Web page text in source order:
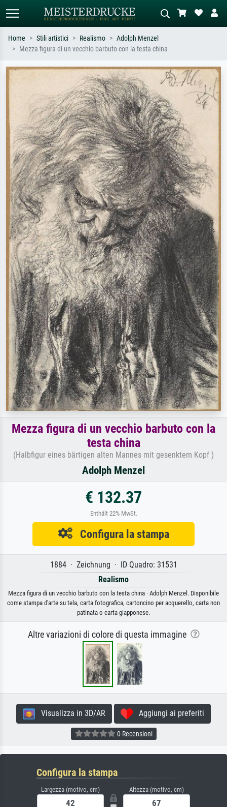
Cerca per artista, titolo o stile – es.
Monet, Notte stellata,
Impressionismo, onda di Hokusai,
nudo.
Descrivi la scena – es. prato verde,
astratto con molto rosso, dipinto a
olio scuro, nudo in piedi vicino a un
albero.
Home Stili artistici Realismo
Adolph Menzel
Mezza figura di un vecchio barbuto con la testa china
Mezza figura di un vecchio barbuto con la
testa china
(Halbfigur eines bärtigen alten Mannes mit gesenktem Kopf )
Adolph Menzel
€ 132.37
Enthält 22% MwSt.
Configura la stampa
1884 · Zeichnung · ID Quadro: 31531
Realismo
Mezza figura di un vecchio barbuto con la testa china · Adolph Menzel. Disponibile
come stampa d'arte su tela, carta fotografica, cartoncino per acquerello, carta non
patinata o carta giapponese.
Altre variazioni di colore di questa immagine
Visualizza in 3D/AR Aggiungi ai preferiti
0 Recensioni
Configura la stampa
Largezza (motivo, cm) Altezza (motivo, cm)